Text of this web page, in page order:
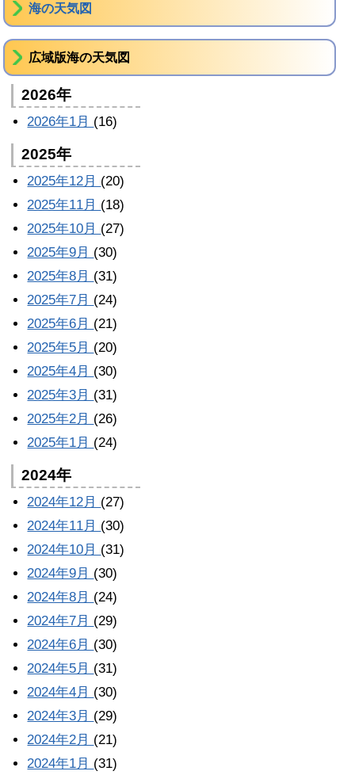
海の天気図
広域版海の天気図
2026年
2026年1月 (16)
2025年
2025年12月 (20)
2025年11月 (18)
2025年10月 (27)
2025年9月 (30)
2025年8月 (31)
2025年7月 (24)
2025年6月 (21)
2025年5月 (20)
2025年4月 (30)
2025年3月 (31)
2025年2月 (26)
2025年1月 (24)
2024年
2024年12月 (27)
2024年11月 (30)
2024年10月 (31)
2024年9月 (30)
2024年8月 (24)
2024年7月 (29)
2024年6月 (30)
2024年5月 (31)
2024年4月 (30)
2024年3月 (29)
2024年2月 (21)
2024年1月 (31)